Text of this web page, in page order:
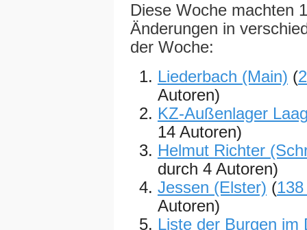
Diese Woche machten
Änderungen in
der Woche:
Liederbach (Main) (
Autoren)
KZ-Außenlager
14 Autoren)
Helmut Richter
durch 4 Autoren)
Jessen (Elster) (
Autoren)
Liste der Burgen im